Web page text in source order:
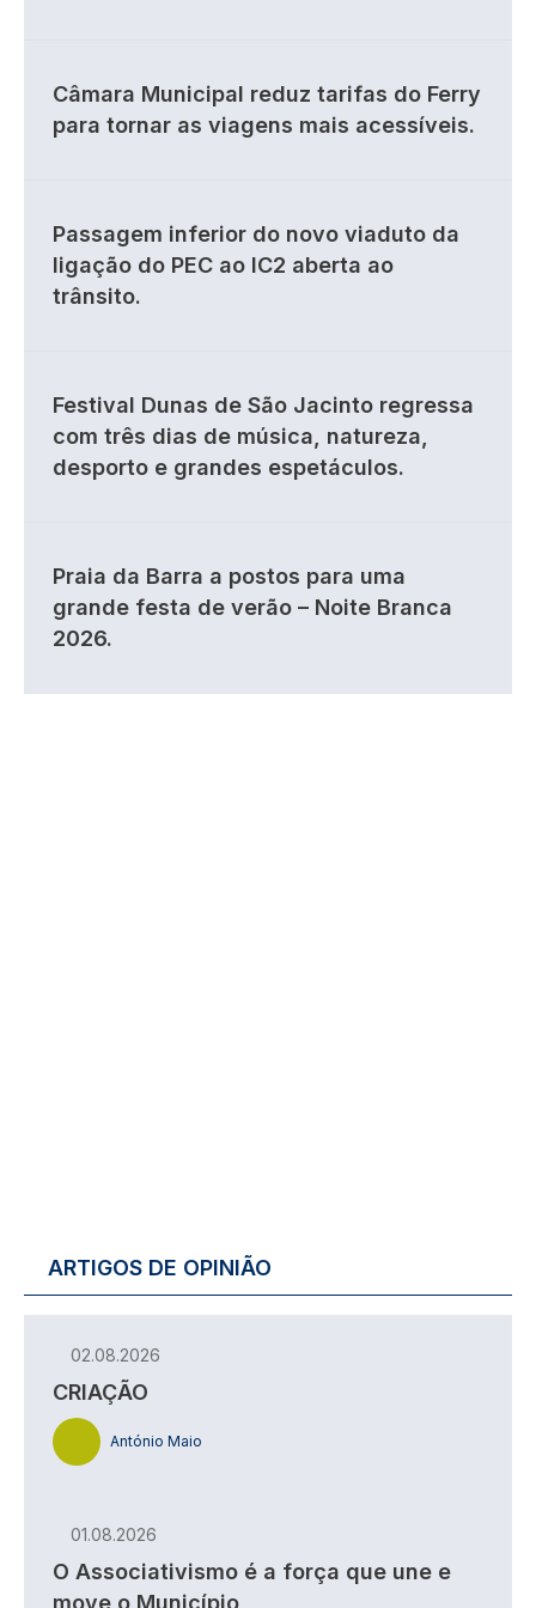
Câmara Municipal reduz tarifas do Ferry
para tornar as viagens mais acessíveis.
Passagem inferior do novo viaduto da
ligação do PEC ao IC2 aberta ao
trânsito.
Festival Dunas de São Jacinto regressa
com três dias de música, natureza,
desporto e grandes espetáculos.
Praia da Barra a postos para uma
grande festa de verão – Noite Branca
2026.
ARTIGOS DE OPINIÃO
02.08.2026
CRIAÇÃO
António Maio
01.08.2026
O Associativismo é a força que une e
move o Município